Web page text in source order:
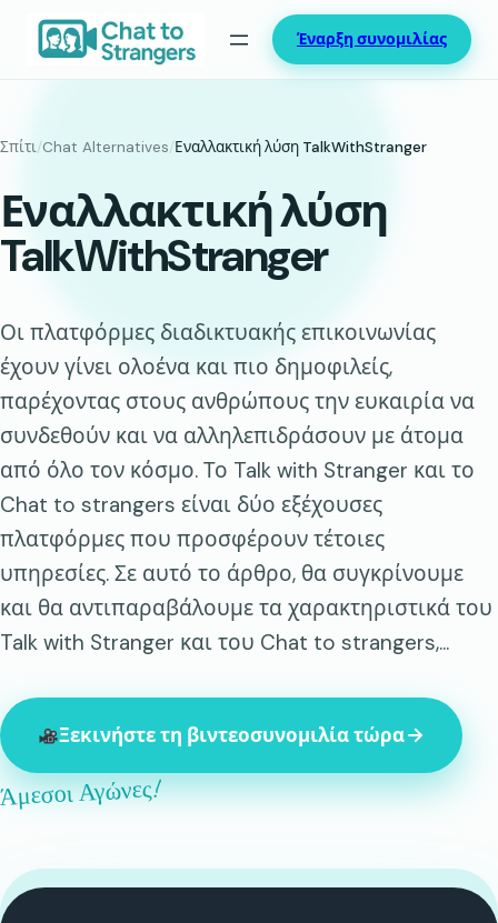
Μετάβαση
περιεχόμενο
Έναρξη συνομιλίας
Σπίτι/Chat Alternatives/Εναλλακτική λύση TalkWithStranger
Εναλλακτική λύση
TalkWithStranger
Οι πλατφόρμες διαδικτυακής επικοινωνίας
έχουν γίνει ολοένα και πιο δημοφιλείς,
παρέχοντας στους ανθρώπους την ευκαιρία να
συνδεθούν και να αλληλεπιδράσουν με άτομα
από όλο τον κόσμο. Το Talk with Stranger και το
Chat to strangers είναι δύο εξέχουσες
πλατφόρμες που προσφέρουν τέτοιες
υπηρεσίες. Σε αυτό το άρθρο, θα συγκρίνουμε
και θα αντιπαραβάλουμε τα χαρακτηριστικά του
Talk with Stranger και του Chat to strangers,...
Ξεκινήστε τη βιντεοσυνομιλία τώρα
Άμεσοι Αγώνες!